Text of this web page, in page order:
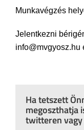
Munkavégzés
Jelentkezni
info@mvgyosz.hu
Ha tetszett
megoszthatja
twitteren